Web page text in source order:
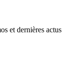
et dernières actus